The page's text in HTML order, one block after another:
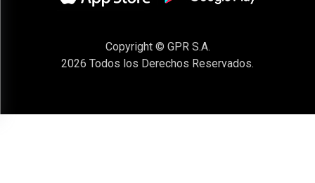
Copyright © GPR S.A.
2026 Todos los Derechos Reservados.